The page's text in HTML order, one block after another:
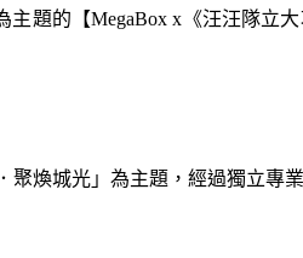
題的【MegaBox x《汪汪隊立
煥城光」為主題，經過獨立專